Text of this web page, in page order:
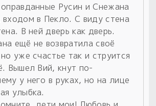
Русин и Снежана
входом в Пекло. С виду стена
В ней дверь как дверь.
ещё не возвратила своё
уже счастье так и струится
Вышел Вий, кнут по-
у него в руках, но на лице
улыбка.